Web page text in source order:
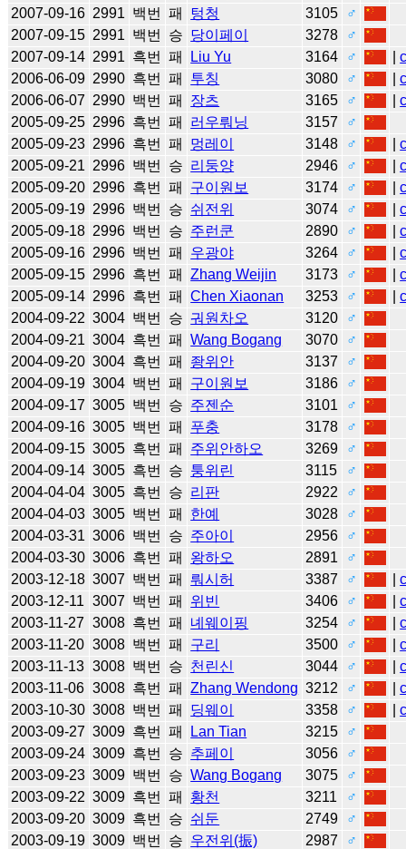
2007-09-16 2991 백번 패 텅청 3105
♂
2007-09-15 2991 백번 승 당이페이 3278
♂
2007-09-14 2991 흑번 패 Liu Yu 3164 ♂ |
2006-06-09 2990 흑번 패 투칭 3080 ♂ |
2006-06-07 2990 백번 패 장츠 3165 ♂ |
2005-09-25 2996 흑번 패 러우뤄닝 3157
♂
2005-09-23 2996 흑번 패 멍레이 3148 ♂ |
2005-09-21 2996 백번 승 리둥양 2946 ♂ |
2005-09-20 2996 흑번 패 구이원보 3174 ♂ |
2005-09-19 2996 백번 승 쉬전위 3074 ♂ |
2005-09-18 2996 백번 승 주런쿤 2890 ♂ |
2005-09-16 2996 백번 패 우광야 3264 ♂ |
2005-09-15 2996 흑번 패 Zhang Weijin 3173 ♂ |
2005-09-14 2996 흑번 패 Chen Xiaonan 3253 ♂ |
2004-09-22 3004 백번 승 궈원차오 3120
♂
2004-09-21 3004 흑번 패 Wang Bogang 3070
♂
2004-09-20 3004 흑번 패 좡위안 3137
♂
2004-09-19 3004 백번 패 구이원보 3186
♂
2004-09-17 3005 백번 승 주젠순 3101
♂
2004-09-16 3005 백번 패 푸충 3178
♂
2004-09-15 3005 흑번 패 주위안하오 3269
♂
2004-09-14 3005 흑번 승 퉁위린 3115
♂
2004-04-04 3005 흑번 승 리판 2922
♂
2004-04-03 3005 백번 패 한예 3028
♂
2004-03-31 3006 백번 승 주아이 2956
♂
2004-03-30 3006 흑번 패 왕하오 2891
♂
2003-12-18 3007 백번 패 뤄시허 3387 ♂ |
2003-12-11 3007 백번 패 위빈 3406 ♂ |
2003-11-27 3008 흑번 패 녜웨이핑 3254 ♂ |
2003-11-20 3008 백번 패 구리 3500 ♂ |
2003-11-13 3008 백번 승 천린신 3044 ♂ |
2003-11-06 3008 흑번 패 Zhang Wendong 3212 ♂ |
2003-10-30 3008 백번 패 딩웨이 3358 ♂ |
2003-09-27 3009 흑번 패 Lan Tian 3215
♂
2003-09-24 3009 흑번 승 추페이 3056
♂
2003-09-23 3009 백번 승 Wang Bogang 3075
♂
2003-09-22 3009 흑번 패 황천 3211
♂
2003-09-20 3009 흑번 승 쉬둔 2749
♂
2003-09-19 3009 백번 승 우전위(振) 2987
♂